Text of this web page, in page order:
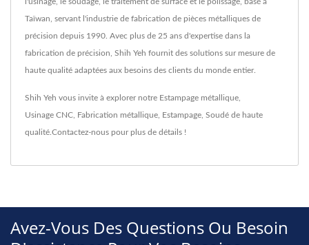
Taïwan, servant l'industrie de fabrication de pièces métalliques de
précision depuis 1990. Avec plus de 25 ans d'expertise dans la
fabrication de précision, Shih Yeh fournit des solutions sur mesure de
haute qualité adaptées aux besoins des clients du monde entier.
Shih Yeh vous invite à explorer notre Estampage métallique
Usinage CNC Fabrication métallique Estampage Soudé de haute
qualité. Contactez-nous pour plus de détails !
Avez-Vous Des Questions Ou Besoin